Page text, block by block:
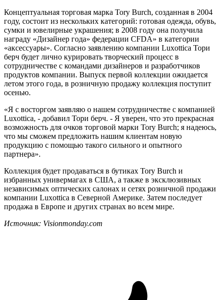
Концептуальная торговая марка Tory Burch, созданная в 2004
году, состоит из нескольких категорий: готовая одежда, обувь,
сумки и ювелирные украшения; в 2008 году она получила
награду «Дизайнер года» федерации CFDA» в категории
«аксессуары». Согласно заявлению компании Luxottica Тори
берч будет лично курировать творческий процесс в
сотрудничестве с командами дизайнеров и разработчиков
продуктов компании. Выпуск первой коллекции ожидается
летом этого года, в розничную продажу коллекция поступит
осенью.
«Я с восторгом заявляю о нашем сотрудничестве с компанией
Luxottica, - добавил Тори берч. - Я уверен, что это прекрасная
возможность для очков торговой марки Tory Burch; я надеюсь,
что мы сможем предложить нашим клиентам новую
продукцию с помощью такого сильного и опытного
партнера».
Коллекция будет продаваться в бутиках Tory Burch и
избранных универмагах в США, а также в эксклюзивных
независимых оптических салонах и сетях розничной продажи
компании Luxottica в Северной Америке. Затем последует
продажа в Европе и других странах во всем мире.
Источник: Visionmonday.com